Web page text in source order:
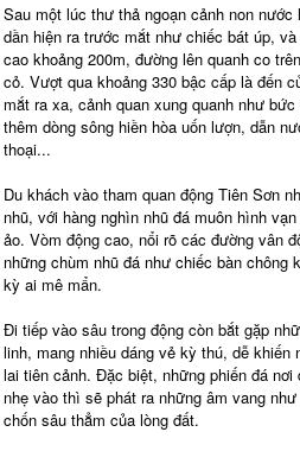
Sau một lúc thư thả ngoạn cảnh non
dần hiện ra trước mắt như chiếc bát úp, và
cao khoảng 200m, đường lên quanh co
cỏ. Vượt qua khoảng 330 bậc cấp là đến
mắt ra xa, cảnh quan xung quanh như
thêm dòng sông hiền hòa uốn lượn, dẫn
thoại...
Du khách vào tham quan động Tiên Sơn
nhũ, với hàng nghìn nhũ đá muôn hình
ảo. Vòm động cao, nổi rõ các đường vân
những chùm nhũ đá như chiếc bàn chông
kỳ ai mê mẩn.
Đi tiếp vào sâu trong động còn bắt gặp
linh, mang nhiều dáng vẻ kỳ thú, dễ
lai tiên cảnh. Đặc biệt, những phiến đá
nhẹ vào thì sẽ phát ra những âm vang
chốn sâu thẳm của lòng đất.